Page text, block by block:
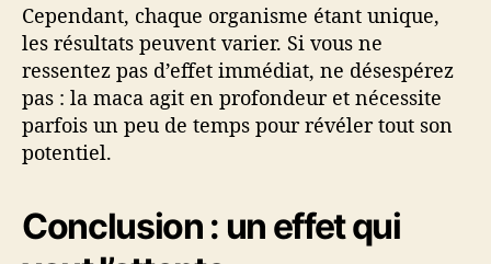
Cependant, chaque organisme étant unique,
les résultats peuvent varier. Si vous ne
ressentez pas d’effet immédiat, ne désespérez
pas : la maca agit en profondeur et nécessite
parfois un peu de temps pour révéler tout son
potentiel.
Conclusion : un effet qui